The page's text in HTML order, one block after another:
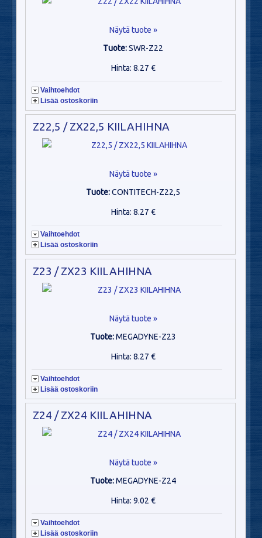
Näytä tuote »
Tuote:SWR-Z22
Hinta: 8.27 €
Vaihtoehdot
Lisää ostoskoriin
Z22,5 / ZX22,5 KIILAHIHNA
Näytä tuote »
Tuote:CONTITECH-Z22,5
Hinta: 8.27 €
Vaihtoehdot
Lisää ostoskoriin
Z23 / ZX23 KIILAHIHNA
Näytä tuote »
Tuote:MEGADYNE-Z23
Hinta: 8.27 €
Vaihtoehdot
Lisää ostoskoriin
Z24 / ZX24 KIILAHIHNA
Näytä tuote »
Tuote:MEGADYNE-Z24
Hinta: 9.02 €
Vaihtoehdot
Lisää ostoskoriin